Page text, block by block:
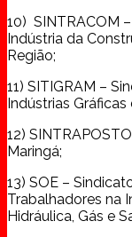
10) SINTRACOM
Indústria da
Região;
11) SITIGRAM –
Indústrias Gráficas
12)
Maringá;
13) SOE –
Trabalhadores na
Hidráulica, Gás e